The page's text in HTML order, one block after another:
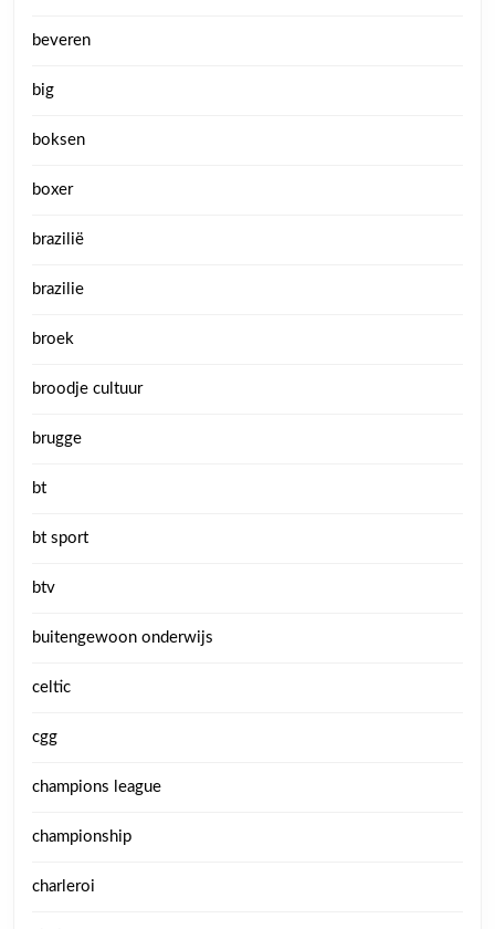
beveren
big
boksen
boxer
brazilië
brazilie
broek
broodje cultuur
brugge
bt
bt sport
btv
buitengewoon onderwijs
celtic
cgg
champions league
championship
charleroi